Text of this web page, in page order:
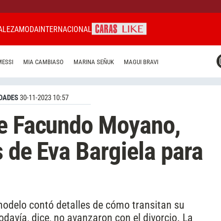
MODAINTERNACIONAL
MIA CAMBIASO MARINA SEÑUK MAGUI BRAVI
30-11-2023 10:57
Facundo Moyano,
Eva Bargiela para
contó detalles de cómo transitan su
dice, no avanzaron con el divorcio. La